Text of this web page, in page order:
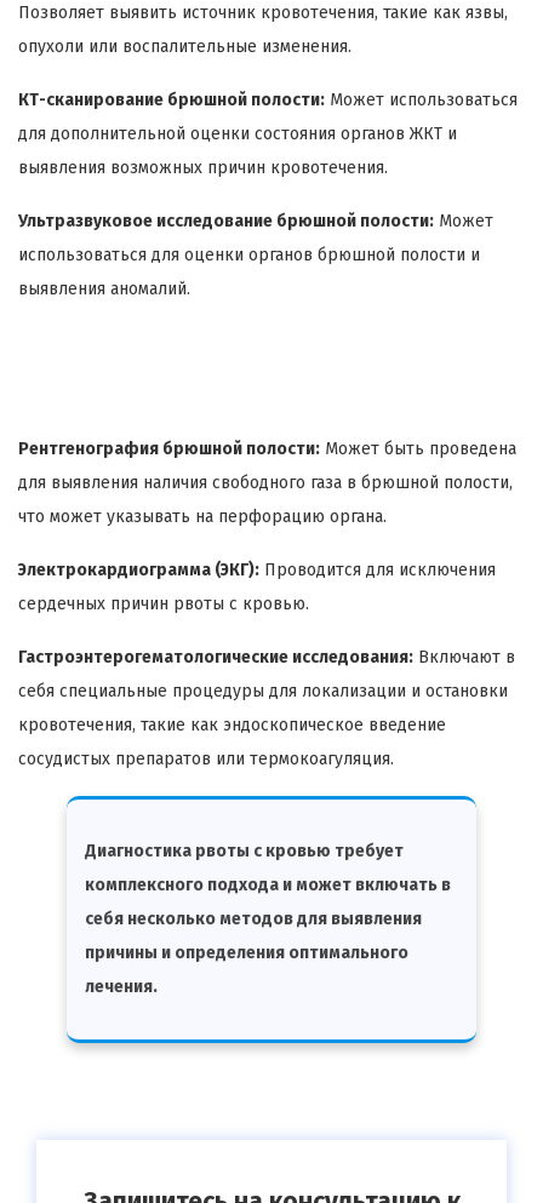
Позволяет выявить источник кровотечения, такие как язвы,
опухоли или воспалительные изменения.
КТ-сканирование брюшной полости: Может использоваться
для дополнительной оценки состояния органов ЖКТ и
выявления возможных причин кровотечения.
Ультразвуковое исследование брюшной полости: Может
использоваться для оценки органов брюшной полости и
выявления аномалий.
Рентгенография брюшной полости: Может быть проведена
для выявления наличия свободного газа в брюшной полости,
что может указывать на перфорацию органа.
Электрокардиограмма (ЭКГ): Проводится для исключения
сердечных причин рвоты с кровью.
Гастроэнтерогематологические исследования: Включают в
себя специальные процедуры для локализации и остановки
кровотечения, такие как эндоскопическое введение
сосудистых препаратов или термокоагуляция.
Диагностика рвоты с кровью требует
комплексного подхода и может включать в
себя несколько методов для выявления
причины и определения оптимального
лечения.